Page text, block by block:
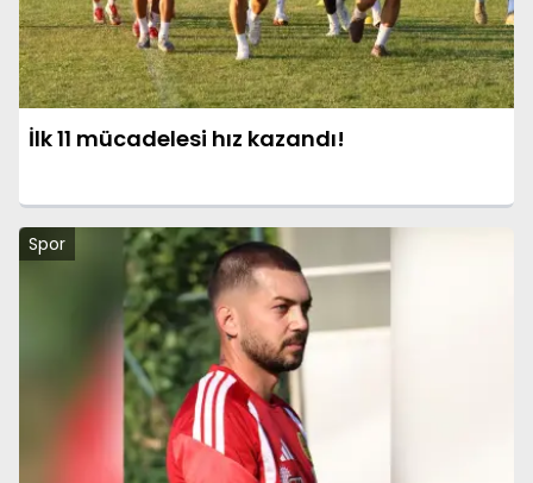
İlk 11 mücadelesi hız kazandı!
Spor